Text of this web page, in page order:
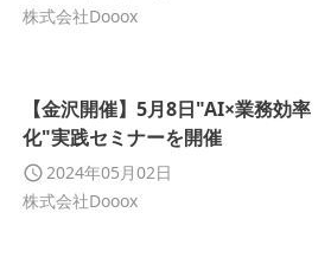
株式会社Dooox
【金沢開催】5月8日"AI×業務効率
化"実践セミナーを開催
2024年05月02日
株式会社Dooox